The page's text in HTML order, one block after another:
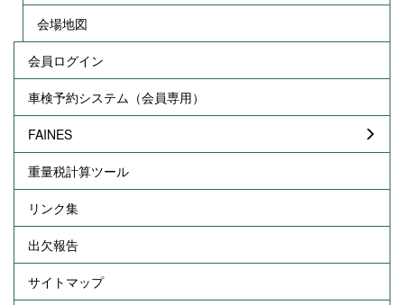
会場地図
会員ログイン
車検予約システム（会員専用）
FAINES
重量税計算ツール
リンク集
出欠報告
サイトマップ